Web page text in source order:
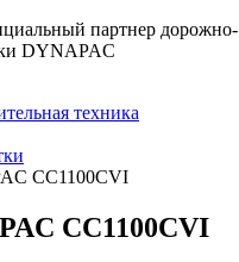
партнер дорожно-
DYNAPAC
техника
CC1100CVI
CC1100CVI